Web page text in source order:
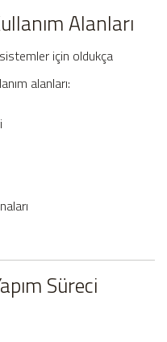
Alanları
için oldukça
alanları:
Süreci